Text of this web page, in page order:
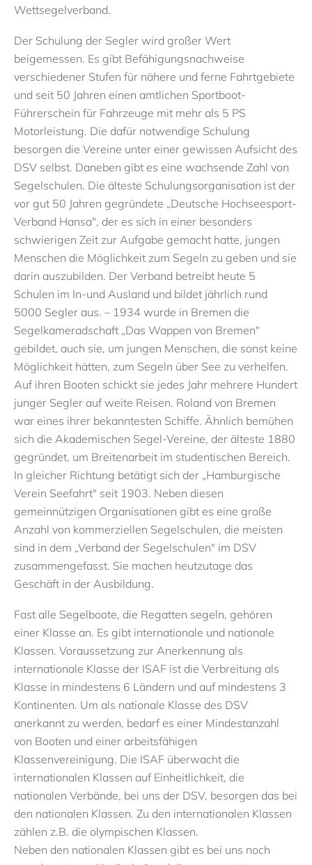
Wettsegelverband.
Der Schulung der Segler wird großer Wert
beigemessen. Es gibt Befähigungsnachweise
verschiedener Stufen für nähere und ferne Fahrtgebiete
und seit 50 Jahren einen amtlichen Sportboot-
Führerschein für Fahrzeuge mit mehr als 5 PS
Motorleistung. Die dafür notwendige Schulung
besorgen die Vereine unter einer gewissen Aufsicht des
DSV selbst. Daneben gibt es eine wachsende Zahl von
Segelschulen. Die älteste Schulungsorganisation ist der
vor gut 50 Jahren gegründete „Deutsche Hochseesport-
Verband Hansa", der es sich in einer besonders
schwierigen Zeit zur Aufgabe gemacht hatte, jungen
Menschen die Möglichkeit zum Segeln zu geben und sie
darin auszubilden. Der Verband betreibt heute 5
Schulen im In-und Ausland und bildet jährlich rund
5000 Segler aus. – 1934 wurde in Bremen die
Segelkameradschaft „Das Wappen von Bremen"
gebildet, auch sie, um jungen Menschen, die sonst keine
Möglichkeit hätten, zum Segeln über See zu verhelfen.
Auf ihren Booten schickt sie jedes Jahr mehrere Hundert
junger Segler auf weite Reisen. Roland von Bremen
war eines ihrer bekanntesten Schiffe. Ähnlich bemühen
sich die Akademischen Segel-Vereine, der älteste 1880
gegründet, um Breitenarbeit im studentischen Bereich.
In gleicher Richtung betätigt sich der „Hamburgische
Verein Seefahrt" seit 1903. Neben diesen
gemeinnützigen Organisationen gibt es eine große
Anzahl von kommerziellen Segelschulen, die meisten
sind in dem „Verband der Segelschulen" im DSV
zusammengefasst. Sie machen heutzutage das
Geschäft in der Ausbildung.
Fast alle Segelboote, die Regatten segeln, gehören
einer Klasse an. Es gibt internationale und nationale
Klassen. Voraussetzung zur Anerkennung als
internationale Klasse der ISAF ist die Verbreitung als
Klasse in mindestens 6 Ländern und auf mindestens 3
Kontinenten. Um als nationale Klasse des DSV
anerkannt zu werden, bedarf es einer Mindestanzahl
von Booten und einer arbeitsfähigen
Klassenvereinigung. Die ISAF überwacht die
internationalen Klassen auf Einheitlichkeit, die
nationalen Verbände, bei uns der DSV, besorgen das bei
den nationalen Klassen. Zu den internationalen Klassen
zählen z.B. die olympischen Klassen.
Neben den nationalen Klassen gibt es bei uns noch